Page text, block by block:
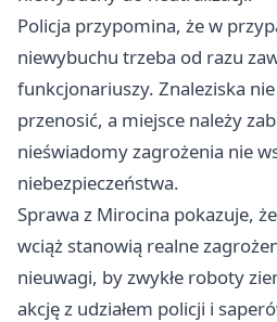
Policja przypomina, że w
niewybuchu trzeba od razu
funkcjonariuszy. Znaleziska
przenosić, a miejsce należy
nieświadomy zagrożenia nie
niebezpieczeństwa.
Sprawa z Mirocina pokazuje,
wciąż stanowią realne
nieuwagi, by zwykłe roboty
akcję z udziałem policji i